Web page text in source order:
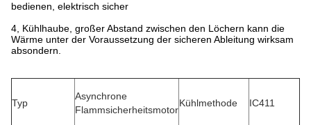
bedienen, elektrisch sicher
4, Kühlhaube, großer Abstand zwischen den Löchern kann die
Wärme unter der Voraussetzung der sicheren Ableitung wirksam
absondern.
Typ
Asynchrone
Flammsicherheitsmotor
Kühlmethode IC411